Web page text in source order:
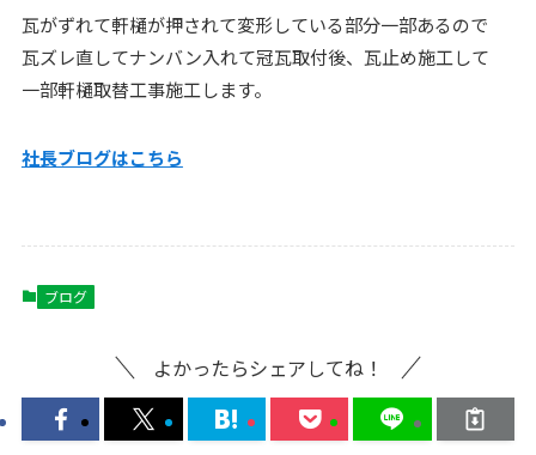
瓦がずれて軒樋が押されて変形している部分一部あるので
瓦ズレ直してナンバン入れて冠瓦取付後、瓦止め施工して
一部軒樋取替工事施工します。
社長ブログはこちら
ブログ
よかったらシェアしてね！